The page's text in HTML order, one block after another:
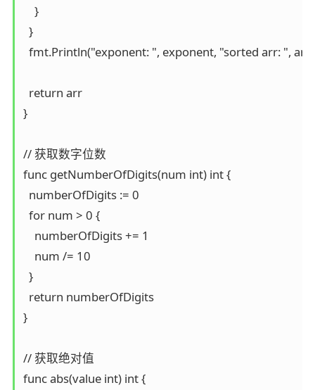
    }
  }
  fmt.Println("exponent: ", exponent, "sorted arr: ", arr)
  return arr
}
// 获取数字位数
func getNumberOfDigits(num int) int {
  numberOfDigits := 0
  for num > 0 {
    numberOfDigits += 1
    num /= 10
  }
  return numberOfDigits
}
// 获取绝对值
func abs(value int) int {